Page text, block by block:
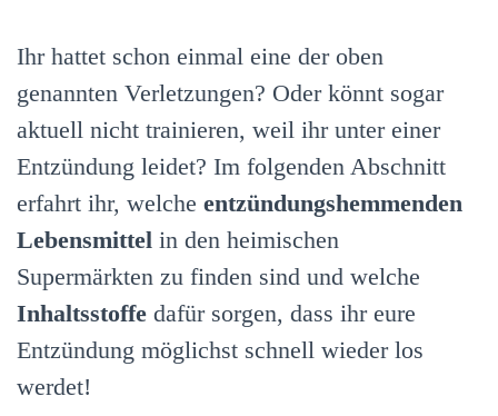
Ihr hattet schon einmal eine der oben
genannten Verletzungen? Oder könnt sogar
aktuell nicht trainieren, weil ihr unter einer
Entzündung leidet? Im folgenden Abschnitt
erfahrt ihr, welche entzündungshemmenden
Lebensmittel in den heimischen
Supermärkten zu finden sind und welche
Inhaltsstoffe dafür sorgen, dass ihr eure
Entzündung möglichst schnell wieder los
werdet!